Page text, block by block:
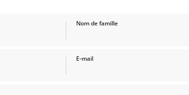
Nom de famille
E-mail